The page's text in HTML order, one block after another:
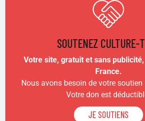
SOUTENEZ CULTURE-
Votre site, gratuit et sans
France.
Nous avons besoin de votre soutien
Votre don est
JE SOUTIENS